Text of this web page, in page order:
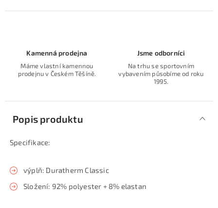
Kamenná prodejna
Máme vlastní kamennou
prodejnu v Českém Těšíně.
Jsme odborníci
Na trhu se sportovním
vybavením působíme od roku
1995.
Popis produktu
Specifikace:
výplň: Duratherm Classic
Složení: 92% polyester + 8% elastan